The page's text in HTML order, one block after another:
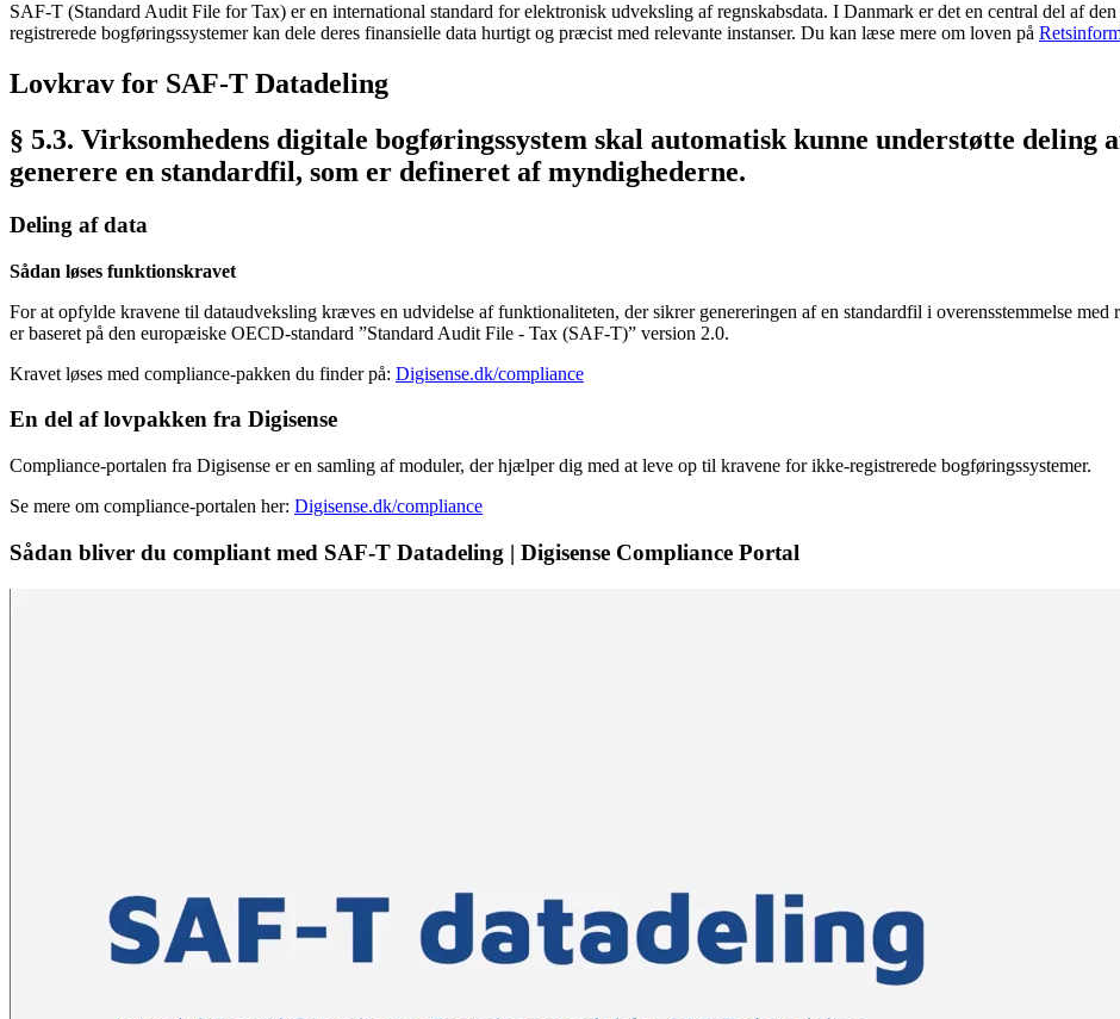
SAF-T (Standard Audit File for Tax) er en international standard for elektronisk udveksling af regnskabsdata. I Danmark er det en central del af
registrerede bogføringssystemer kan dele deres finansielle data hurtigt og præcist med relevante instanser. Du kan læse mere om loven på
Lovkrav for SAF-T Datadeling
§ 5.3. Virksomhedens digitale bogføringssystem skal automatisk kunne understøtte deling
generere en standardfil, som er defineret af myndighederne.
Deling af data
Sådan løses funktionskravet
For at opfylde kravene til dataudveksling kræves en udvidelse af funktionaliteten, der sikrer genereringen af en standardfil i overensstemmelse
er baseret på den europæiske OECD-standard ”Standard Audit File - Tax (SAF-T)” version 2.0.
Kravet løses med compliance-pakken du finder på: Digisense.dk/compliance
En del af lovpakken fra Digisense
Compliance-portalen fra Digisense er en samling af moduler, der hjælper dig med at leve op til kravene for ikke-registrerede bogføringssystemer.
Se mere om compliance-portalen her: Digisense.dk/compliance
Sådan bliver du compliant med SAF-T Datadeling | Digisense Compliance Portal